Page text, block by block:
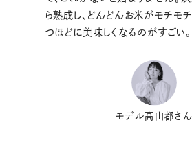
ら熟成し、どんどんお米がモチモ
つほどに美味しくなるのがすごい。
モデル高山都さん